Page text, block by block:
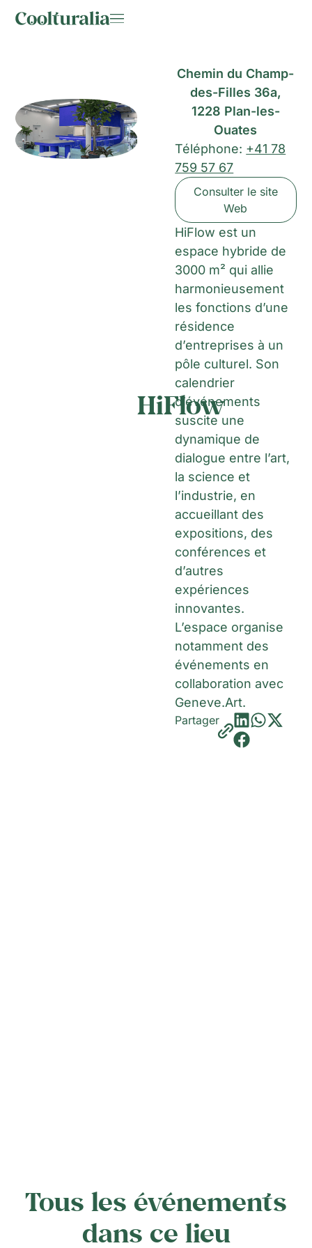
HiFlow
HiFlow est un
espace hybride de
3000 m² qui allie
harmonieusement
les fonctions d’une
résidence
d’entreprises à un
pôle culturel. Son
calendrier
d’événements
suscite une
dynamique de
dialogue entre l’art,
la science et
l’industrie, en
accueillant des
expositions, des
conférences et
d’autres
expériences
innovantes.
L’espace organise
notamment des
événements en
collaboration avec
Geneve.Art.
Chemin du Champ-
des-Filles 36a,
1228 Plan-les-
Ouates
Téléphone: +41 78
759 57 67
Consulter le site
Web
Partager
Tous les événements
dans ce lieu